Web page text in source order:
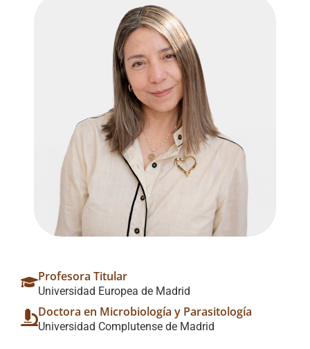
Profesora Titular
Universidad Europea de Madrid
Doctora en Microbiología y Parasitología
Universidad Complutense de Madrid